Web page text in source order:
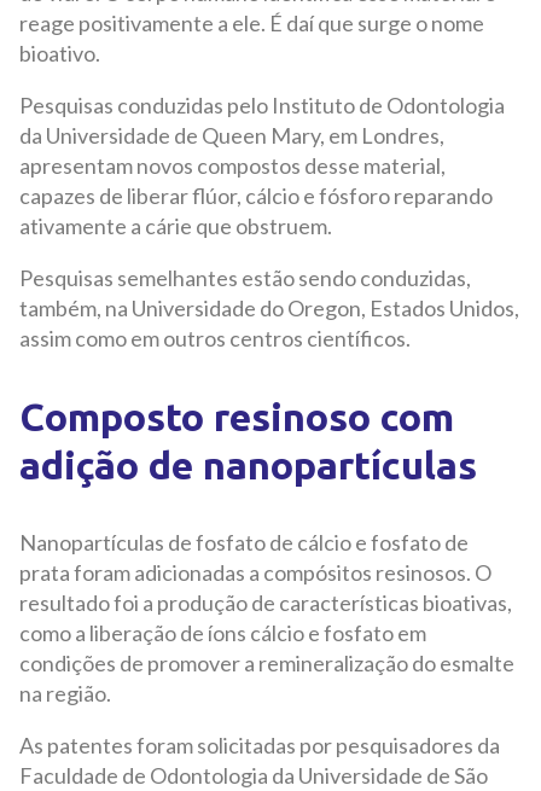
reage positivamente a ele. É daí que surge o nome
bioativo.
Pesquisas conduzidas pelo Instituto de Odontologia
da Universidade de Queen Mary, em Londres,
apresentam novos compostos desse material,
capazes de liberar flúor, cálcio e fósforo reparando
ativamente a cárie que obstruem.
Pesquisas semelhantes estão sendo conduzidas,
também, na Universidade do Oregon, Estados Unidos,
assim como em outros centros científicos.
Composto resinoso com
adição de nanopartículas
Nanopartículas de fosfato de cálcio e fosfato de
prata foram adicionadas a compósitos resinosos. O
resultado foi a produção de características bioativas,
como a liberação de íons cálcio e fosfato em
condições de promover a remineralização do esmalte
na região.
As patentes foram solicitadas por pesquisadores da
Faculdade de Odontologia da Universidade de São